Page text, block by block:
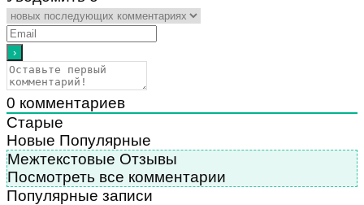
0 комментариев
Старые
Новые Популярные
Межтекстовые Отзывы
Посмотреть все комментарии
Популярные записи